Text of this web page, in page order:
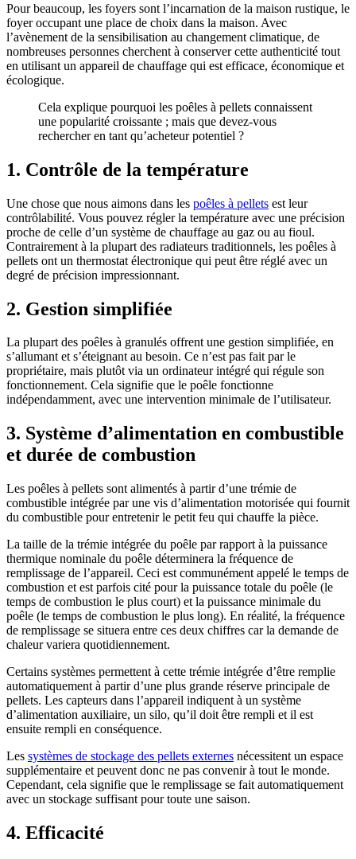
Pour beaucoup, les foyers sont l’incarnation de la maison rustique, le
foyer occupant une place de choix dans la maison. Avec
l’avènement de la sensibilisation au changement climatique, de
nombreuses personnes cherchent à conserver cette authenticité tout
en utilisant un appareil de chauffage qui est efficace, économique et
écologique.
Cela explique pourquoi les poêles à pellets connaissent
une popularité croissante ; mais que devez-vous
rechercher en tant qu’acheteur potentiel ?
1. Contrôle de la température
Une chose que nous aimons dans les poêles à pellets est leur
contrôlabilité. Vous pouvez régler la température avec une précision
proche de celle d’un système de chauffage au gaz ou au fioul.
Contrairement à la plupart des radiateurs traditionnels, les poêles à
pellets ont un thermostat électronique qui peut être réglé avec un
degré de précision impressionnant.
2. Gestion simplifiée
La plupart des poêles à granulés offrent une gestion simplifiée, en
s’allumant et s’éteignant au besoin. Ce n’est pas fait par le
propriétaire, mais plutôt via un ordinateur intégré qui régule son
fonctionnement. Cela signifie que le poêle fonctionne
indépendamment, avec une intervention minimale de l’utilisateur.
3. Système d’alimentation en combustible
et durée de combustion
Les poêles à pellets sont alimentés à partir d’une trémie de
combustible intégrée par une vis d’alimentation motorisée qui fournit
du combustible pour entretenir le petit feu qui chauffe la pièce.
La taille de la trémie intégrée du poêle par rapport à la puissance
thermique nominale du poêle déterminera la fréquence de
remplissage de l’appareil. Ceci est communément appelé le temps de
combustion et est parfois cité pour la puissance totale du poêle (le
temps de combustion le plus court) et la puissance minimale du
poêle (le temps de combustion le plus long). En réalité, la fréquence
de remplissage se situera entre ces deux chiffres car la demande de
chaleur variera quotidiennement.
Certains systèmes permettent à cette trémie intégrée d’être remplie
automatiquement à partir d’une plus grande réserve principale de
pellets. Les capteurs dans l’appareil indiquent à un système
d’alimentation auxiliaire, un silo, qu’il doit être rempli et il est
ensuite rempli en conséquence.
Les systèmes de stockage des pellets externes nécessitent un espace
supplémentaire et peuvent donc ne pas convenir à tout le monde.
Cependant, cela signifie que le remplissage se fait automatiquement
avec un stockage suffisant pour toute une saison.
4. Efficacité